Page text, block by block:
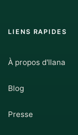
LIENS RAPIDES
À propos d'Ilana
Blog
Presse